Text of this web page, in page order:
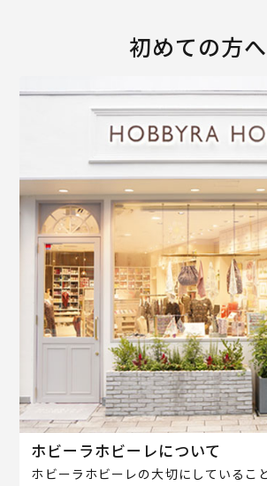
初めての方へ
ホビーラホビーレについて
ホビーラホビーレの大切にしているこ